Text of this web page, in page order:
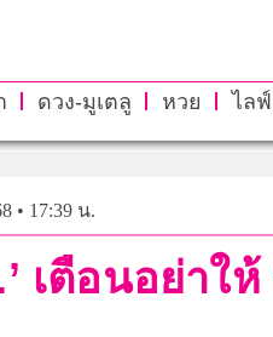
ดวง-มูเตลู หวย ไล
• 17:39 น.
เตือนอย่าใ